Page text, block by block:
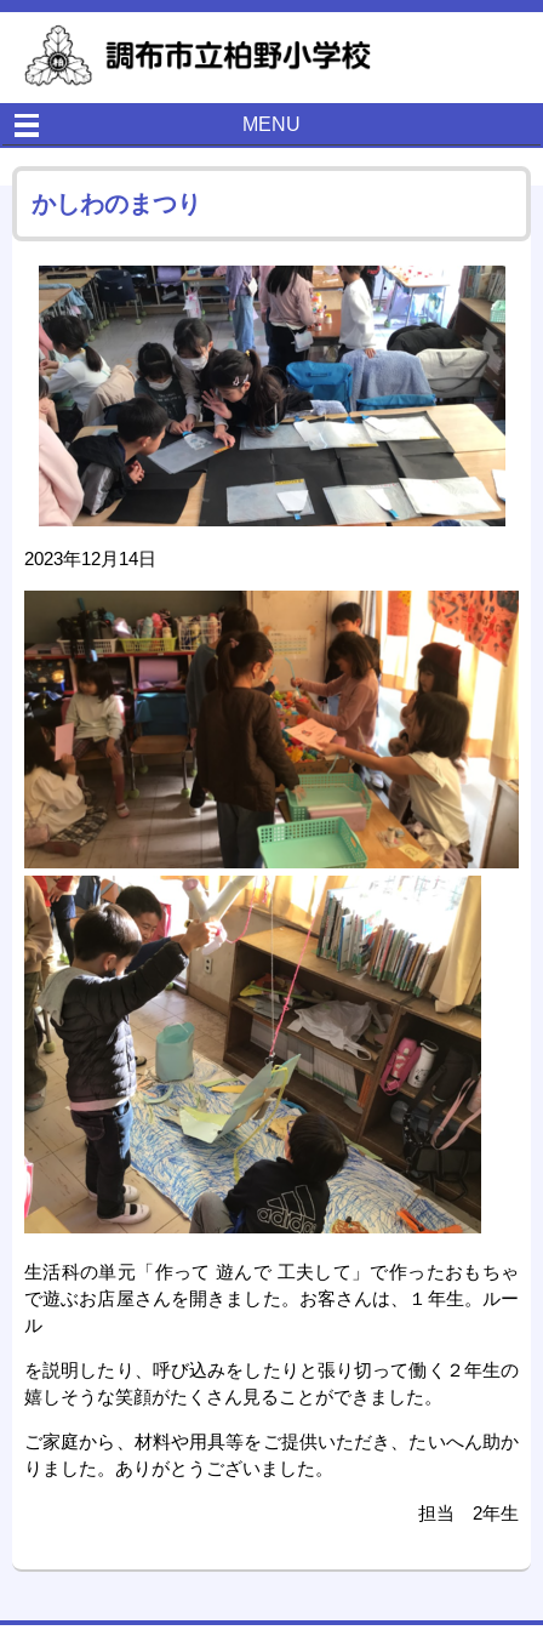
MENU
かしわのまつり
2023年12月14日
生活科の単元「作って 遊んで 工夫して」で作ったおもちゃ
で遊ぶお店屋さんを開きました。お客さんは、１年生。ルー
ル
を説明したり、呼び込みをしたりと張り切って働く２年生の
嬉しそうな笑顔がたくさん見ることができました。
ご家庭から、材料や用具等をご提供いただき、たいへん助か
りました。ありがとうございました。
担当 2年生